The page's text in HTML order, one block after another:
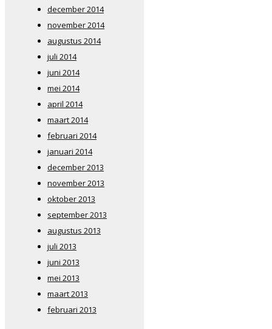
december 2014
november 2014
augustus 2014
juli 2014
juni 2014
mei 2014
april 2014
maart 2014
februari 2014
januari 2014
december 2013
november 2013
oktober 2013
september 2013
augustus 2013
juli 2013
juni 2013
mei 2013
maart 2013
februari 2013